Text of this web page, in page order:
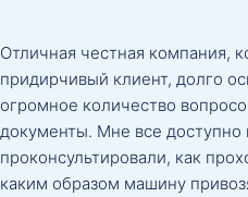
Отличная честная компания,
придирчивый клиент, долго
огромное количество
документы. Мне все
проконсультировали, как
каким образом машину